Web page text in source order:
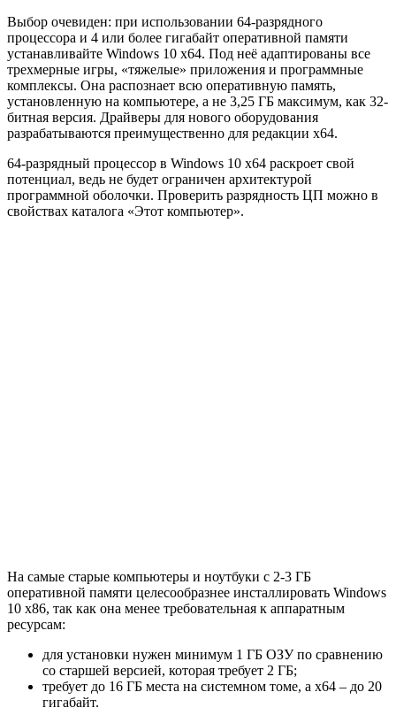
Выбор очевиден: при использовании 64-разрядного
процессора и 4 или более гигабайт оперативной памяти
устанавливайте Windows 10 x64. Под неё адаптированы все
трехмерные игры, «тяжелые» приложения и программные
комплексы. Она распознает всю оперативную память,
установленную на компьютере, а не 3,25 ГБ максимум, как 32-
битная версия. Драйверы для нового оборудования
разрабатываются преимущественно для редакции x64.
64-разрядный процессор в Windows 10 x64 раскроет свой
потенциал, ведь не будет ограничен архитектурой
программной оболочки. Проверить разрядность ЦП можно в
свойствах каталога «Этот компьютер».
На самые старые компьютеры и ноутбуки с 2-3 ГБ
оперативной памяти целесообразнее инсталлировать Windows
10 x86, так как она менее требовательная к аппаратным
ресурсам:
для установки нужен минимум 1 ГБ ОЗУ по сравнению
со старшей версией, которая требует 2 ГБ;
требует до 16 ГБ места на системном томе, а x64 – до 20
гигабайт.